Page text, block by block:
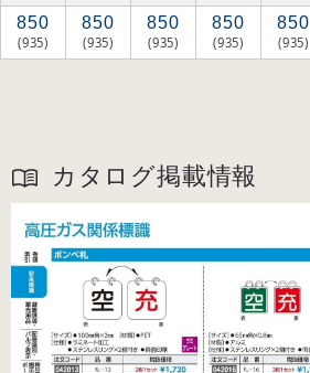
850
(935)
850
(935)
850
(935)
850
(935)
850
(935)
カタログ掲載情報